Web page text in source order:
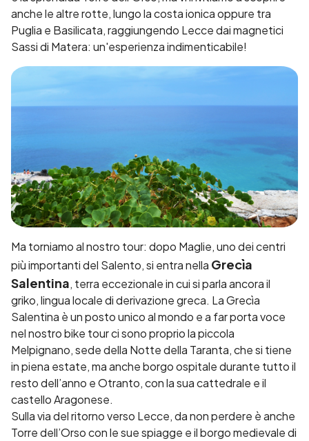
anche le altre rotte, lungo la costa ionica oppure tra
Puglia e Basilicata, raggiungendo Lecce dai magnetici
Sassi di Matera: un'esperienza indimenticabile!
Ma torniamo al nostro tour: dopo Maglie, uno dei centri
più importanti del Salento, si entra nella Grecìa
Salentina, terra eccezionale in cui si parla ancora il
griko, lingua locale di derivazione greca. La Grecìa
Salentina è un posto unico al mondo e a far porta voce
nel nostro bike tour ci sono proprio la piccola
Melpignano, sede della Notte della Taranta, che si tiene
in piena estate, ma anche borgo ospitale durante tutto il
resto dell’anno e Otranto, con la sua cattedrale e il
castello Aragonese.
Sulla via del ritorno verso Lecce, da non perdere è anche
Torre dell’Orso con le sue spiagge e il borgo medievale di